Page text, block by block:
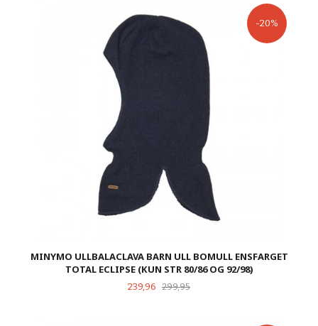
MINYMO ULLBALACLAVA BARN ULL BOMULL ENSFARGET
TOTAL ECLIPSE (KUN STR 80/86 OG 92/98)
Tilbud
239,96 299,95Rabatt
-20%